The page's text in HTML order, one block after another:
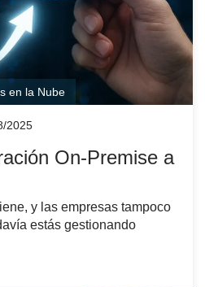
en la Nube
2025
On-Premise a
y las empresas tampoco
estás gestionando